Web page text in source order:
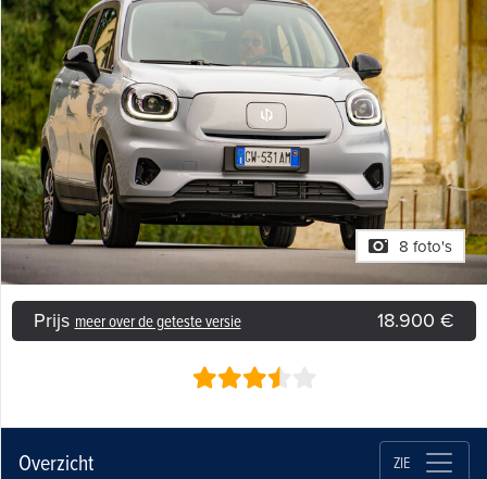
8 foto's
Prijs meer over de geteste versie 18.900 €
Overzicht ZIE